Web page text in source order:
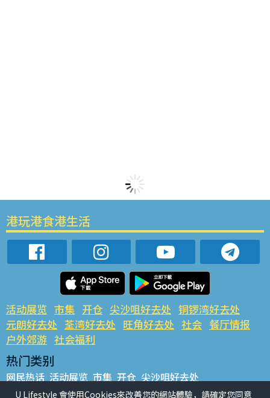
港玩港食港生活
活动展览 市集 开仓 尖沙咀好去处 铜锣湾好去处
元朗好去处 荃湾好去处 旺角好去处 社会 餐厅情报
户外郊游 社会福利
热门类别
网民热话 活动展览 市集 开仓 尖沙咀好去处
铜锣湾好去处 元朗好去处 荃湾好去处 旺角好去处 社会
U Lifestyle 會使用Cookies來改善您的網站體驗，請確定您同意